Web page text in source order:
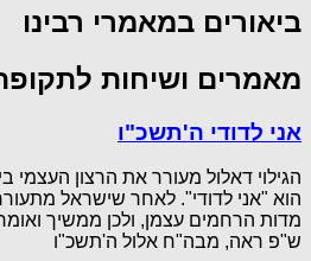
ביאורים במאמרי רבינו
מאמרים ושיחות
אני לדודי ה'תשכ"ו
הגילוי דאלול מעורר את הרצון העצמי
הוא "אני לדודי". לאחר שישראל
מדות הרחמים עצמן, ולכן ממשיך ואומר
ש"פ ראה, מבה"ח אלול ה'תשכ"ו